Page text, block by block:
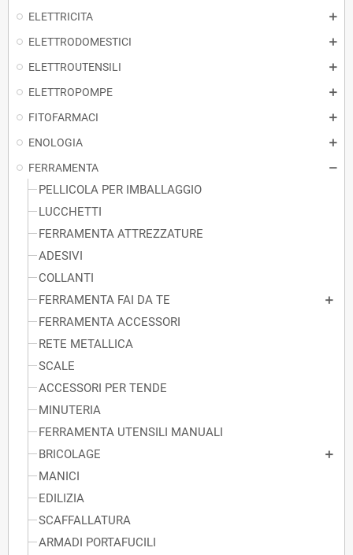
ELETTRICITA
ELETTRODOMESTICI
ELETTROUTENSILI
ELETTROPOMPE
FITOFARMACI
ENOLOGIA
FERRAMENTA
PELLICOLA PER IMBALLAGGIO
LUCCHETTI
FERRAMENTA ATTREZZATURE
ADESIVI
COLLANTI
FERRAMENTA FAI DA TE
FERRAMENTA ACCESSORI
RETE METALLICA
SCALE
ACCESSORI PER TENDE
MINUTERIA
FERRAMENTA UTENSILI MANUALI
BRICOLAGE
MANICI
EDILIZIA
SCAFFALLATURA
ARMADI PORTAFUCILI